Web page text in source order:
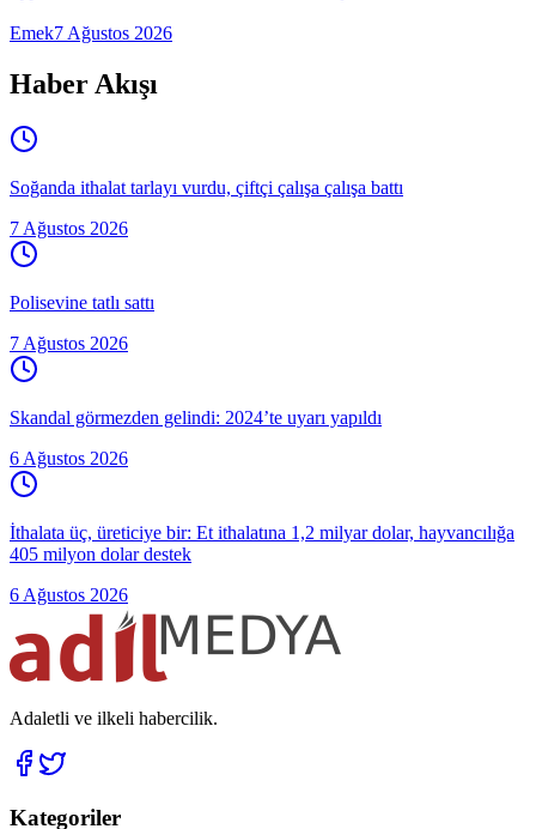
Emek7 Ağustos 2026
Haber Akışı
Soğanda ithalat tarlayı vurdu, çiftçi çalışa çalışa battı
7 Ağustos 2026
Polisevine tatlı sattı
7 Ağustos 2026
Skandal görmezden gelindi: 2024’te uyarı yapıldı
6 Ağustos 2026
İthalata üç, üreticiye bir: Et ithalatına 1,2 milyar dolar, hayvancılığa
405 milyon dolar destek
6 Ağustos 2026
Adaletli ve ilkeli habercilik.
Kategoriler